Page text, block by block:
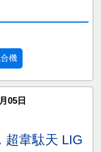
機
05日
超韋駄天 LIG